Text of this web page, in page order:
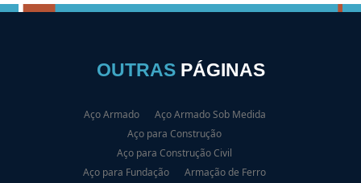
OUTRAS PÁGINAS
Aço Armado
Aço Armado Sob Medida
Aço para Construção
Aço para Construção Civil
Aço para Fundação
Armação de Ferro